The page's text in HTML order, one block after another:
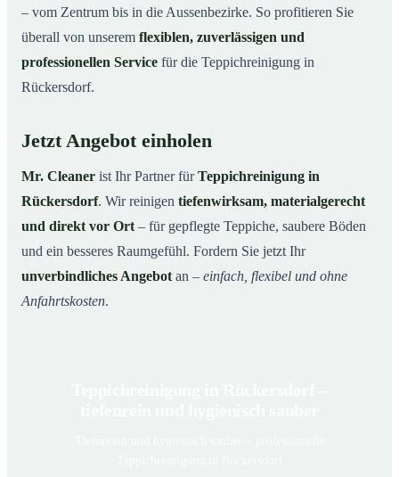
– vom Zentrum bis in die Aussenbezirke. So profitieren Sie
überall von unserem flexiblen, zuverlässigen und
professionellen Service für die Teppichreinigung in
Rückersdorf.
Jetzt Angebot einholen
Mr. Cleaner ist Ihr Partner fürTeppichreinigung in
Rückersdorf. Wir reinigen tiefenwirksam, materialgerecht
und direkt vor Ort – für gepflegte Teppiche, saubere Böden
und ein besseres Raumgefühl. Fordern Sie jetzt Ihr
unverbindliches Angebot an – einfach, flexibel und ohne
Anfahrtskosten.